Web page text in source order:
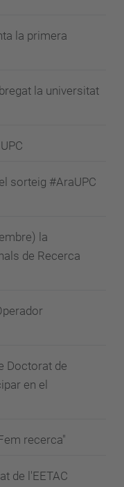
la primera
la universitat
sorteig #AraUPC
la
de Recerca
Doctorat de
en el
recerca"
de l'EETAC